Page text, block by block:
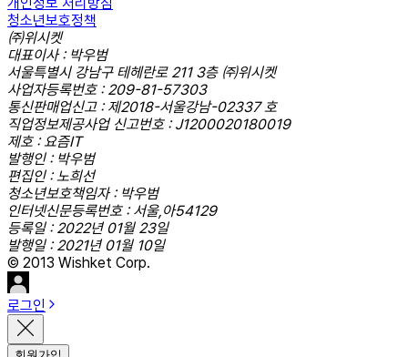
청소년보호정책
㈜위시켓
대표이사 : 박우범
서울특별시 강남구 테헤란로 211 3층 ㈜위시켓
사업자등록번호 : 209-81-57303
통신판매업신고 : 제2018-서울강남-02337 호
직업정보제공사업 신고번호 : J1200020180019
제호 : 요즘IT
발행인 : 박우범
편집인 : 노희선
청소년보호책임자 : 박우범
인터넷신문등록번호 : 서울,아54129
등록일 : 2022년 01월 23일
발행일 : 2021년 01월 10일
© 2013 Wishket Corp.
로그인